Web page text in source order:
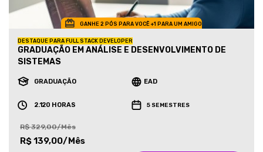
GANHE 2 PÓS PARA VOCÊ +1 PARA UM AMIGO
DESTAQUE PARA FULL STACK DEVELOPER
GRADUAÇÃO EM ANÁLISE E DESENVOLVIMENTO DE
SISTEMAS
GRADUAÇÃO EAD
2.120 HORAS 5 SEMESTRES
R$ 329,00/Mês
R$ 139,00/Mês